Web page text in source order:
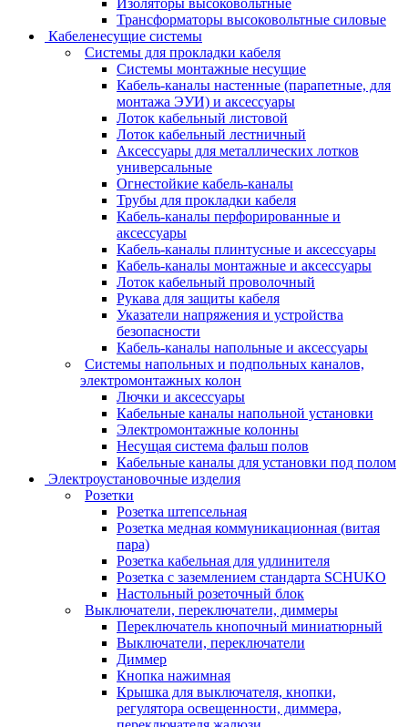
Изоляторы высоковольтные
Трансформаторы высоковольтные силовые
Кабеленесущие системы
Системы для прокладки кабеля
Системы монтажные несущие
Кабель-каналы настенные (парапетные, для
монтажа ЭУИ) и аксессуары
Лоток кабельный листовой
Лоток кабельный лестничный
Аксессуары для металлических лотков
универсальные
Огнестойкие кабель-каналы
Трубы для прокладки кабеля
Кабель-каналы перфорированные и
аксессуары
Кабель-каналы плинтусные и аксессуары
Кабель-каналы монтажные и аксессуары
Лоток кабельный проволочный
Рукава для защиты кабеля
Указатели напряжения и устройства
безопасности
Кабель-каналы напольные и аксессуары
Системы напольных и подпольных каналов,
электромонтажных колон
Лючки и аксессуары
Кабельные каналы напольной установки
Электромонтажные колонны
Несущая система фальш полов
Кабельные каналы для установки под полом
Электроустановочные изделия
Розетки
Розетка штепсельная
Розетка медная коммуникационная (витая
пара)
Розетка кабельная для удлинителя
Розетка с заземлением стандарта SCHUKO
Настольный розеточный блок
Выключатели, переключатели, диммеры
Переключатель кнопочный миниатюрный
Выключатели, переключатели
Диммер
Кнопка нажимная
Крышка для выключателя, кнопки,
регулятора освещенности, диммера,